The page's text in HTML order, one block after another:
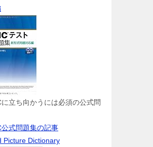
立ち向かうには必須の公式問
式問題集の記事
Picture Dictionary